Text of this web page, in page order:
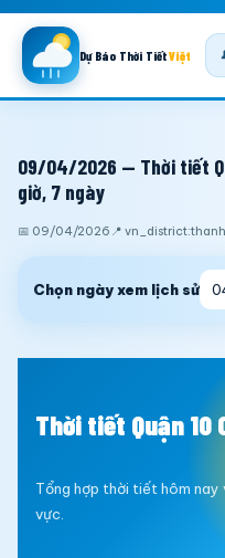
Dự Báo Thời TiếtViệt
09/04/2026 — Thời tiết
giờ, 7 ngày
📅 09/04/2026 📍
Chọn ngày xem lịch sử
Thời tiết Quận
Tổng hợp thời tiết hôm nay
vực.